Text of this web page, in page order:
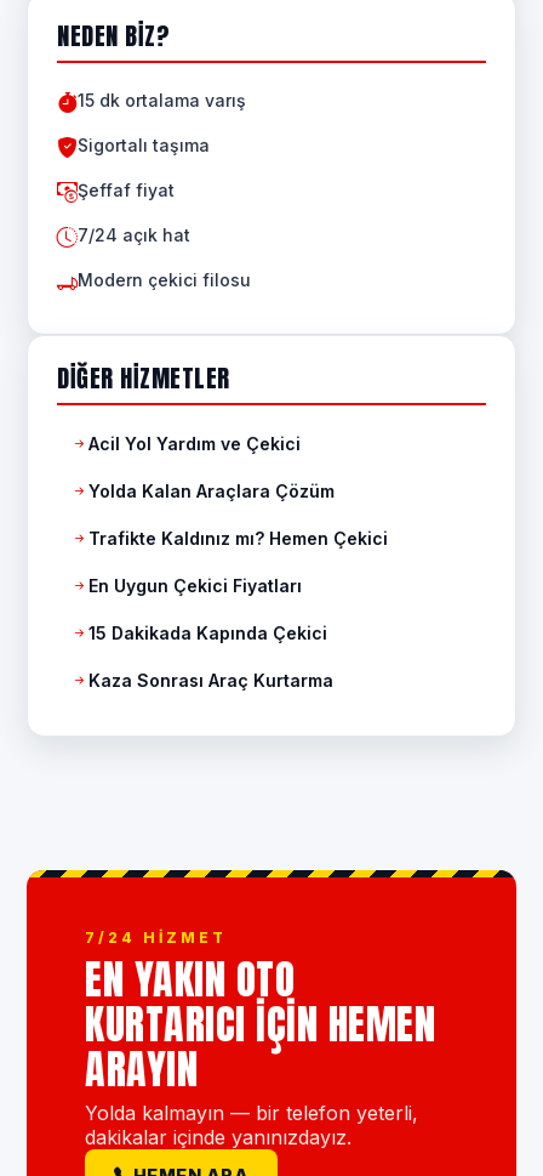
NEDEN BIZ?
15 dk ortalama varış
Sigortalı taşıma
Şeffaf fiyat
7/24 açık hat
Modern çekici filosu
DIĞER HIZMETLER
Acil Yol Yardım ve Çekici
Yolda Kalan Araçlara Çözüm
Trafikte Kaldınız mı? Hemen Çekici
En Uygun Çekici Fiyatları
15 Dakikada Kapında Çekici
Kaza Sonrası Araç Kurtarma
7/24 HIZMET
EN YAKIN OTO
KURTARICI IÇIN HEMEN
ARAYIN
Yolda kalmayın — bir telefon yeterli,
dakikalar içinde yanınızdayız.